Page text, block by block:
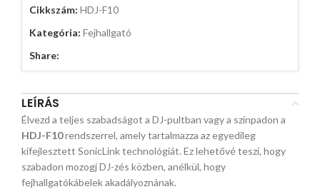
Cikkszám: HDJ-F10
Kategória: Fejhallgató
Share:
LEÍRÁS
Élvezd a teljes szabadságot a DJ-pultban vagy a színpadon a
HDJ-F10rendszerrel, amely tartalmazza az egyedileg
kifejlesztett SonicLink technológiát. Ez lehetővé teszi, hogy
szabadon mozogj DJ-zés közben, anélkül, hogy
fejhallgatókábelek akadályoznának.